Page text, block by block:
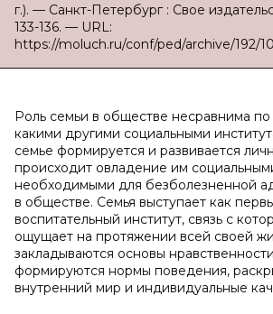
г.). — Санкт-Петербург : Свое
133-136. — URL:
https://moluch.ru/conf/ped/archive/192/
Роль семьи в обществе несравнима
какими другими социальными
семье формируется и развивается
происходит овладение им
необходимыми для безболезненной
в обществе. Семья выступает как
воспитательный институт, связь с
ощущает на протяжении всей своей
закладываются основы
формируются нормы поведения,
внутренний мир и индивидуальные